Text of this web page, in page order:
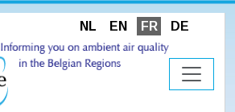
NL EN FR DE